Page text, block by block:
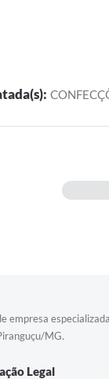
empresa
MG.
Legal